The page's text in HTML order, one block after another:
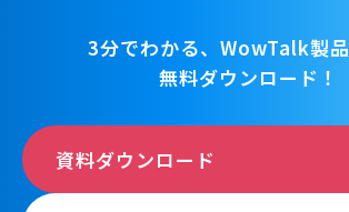
3分でわかる、WowTalk製
無料ダウンロード！
資料ダウンロード